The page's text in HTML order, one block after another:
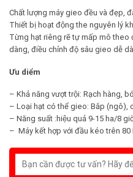
Chất lượng máy gieo đều và đẹp,
Thiết bị hoạt động the nguyên lý
Từng hạt riêng rẽ tự mấp mô theo
dàng, điều chỉnh độ sâu gieo dễ
Ưu diểm
– Khả năng vượt trội: Rạch hàng,
– Loại hạt có thể gieo: Bắp (ngô),
– Năng suất :hiệu quả 9-15 ha/8
– Máy kết hợp với đầu kéo trên 80